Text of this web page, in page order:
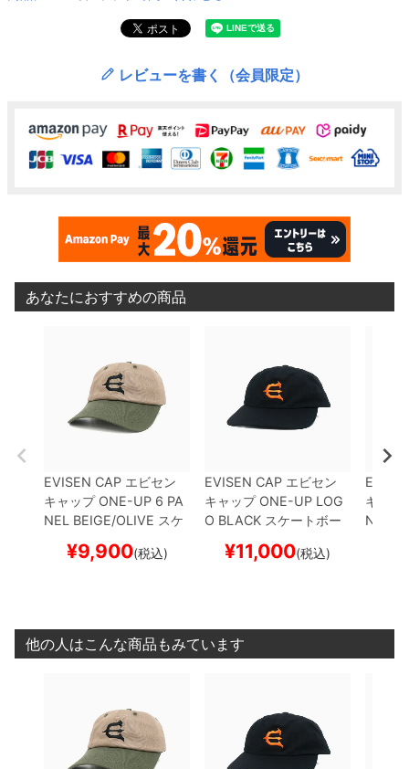
レビューを書く（会員限定）
あなたにおすすめの商品
EVISEN CAP エビセン
キャップONE-UP 6 PA
NEL BEIGE/OLIVE スケ
¥9,900(税込)
EVISEN CAP エビセン
キャップONE-UP LOG
O BLACK スケートボー
¥11,000(税込)
キャッ
NEL
他の人はこんな商品もみています